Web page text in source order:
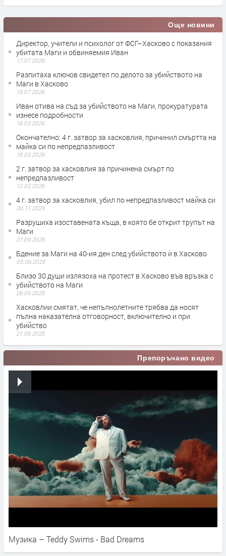
Още новини
Директор, учители и психолог от ФСГ–Хасково с показания
убитата Маги и обвиняемия Иван
17.07.2026
Разпитаха ключов свидетел по делото за убийството на
Маги в Хасково
15.07.2026
Иван отива на съд за убийството на Маги, прокуратурата
изнесе подробности
18.03.2026
Окончателно: 4 г. затвор за хасковлия, причинил смъртта на
майка си по непредпазливост
18.03.2026
2 г. затвор за хасковлия за причинена смърт по
непредпазливост
12.02.2026
4 г. затвор за хасковлия, убил по непредпазливост майка си
20.11.2025
Разрушиха изоставената къща, в която бе открит трупът на
Маги
27.09.2025
Бдение за Маги на 40-ия ден след убийството ѝ в Хасково
05.06.2025
Близо 30 души излязоха на протест в Хасково във връзка с
убийството на Маги
26.05.2025
Хасковлии смятат, че непълнолетните трябва да носят
пълна наказателна отговорност, включително и при
убийство
21.05.2025
Препоръчано видео
Музика – Teddy Swims - Bad Dreams